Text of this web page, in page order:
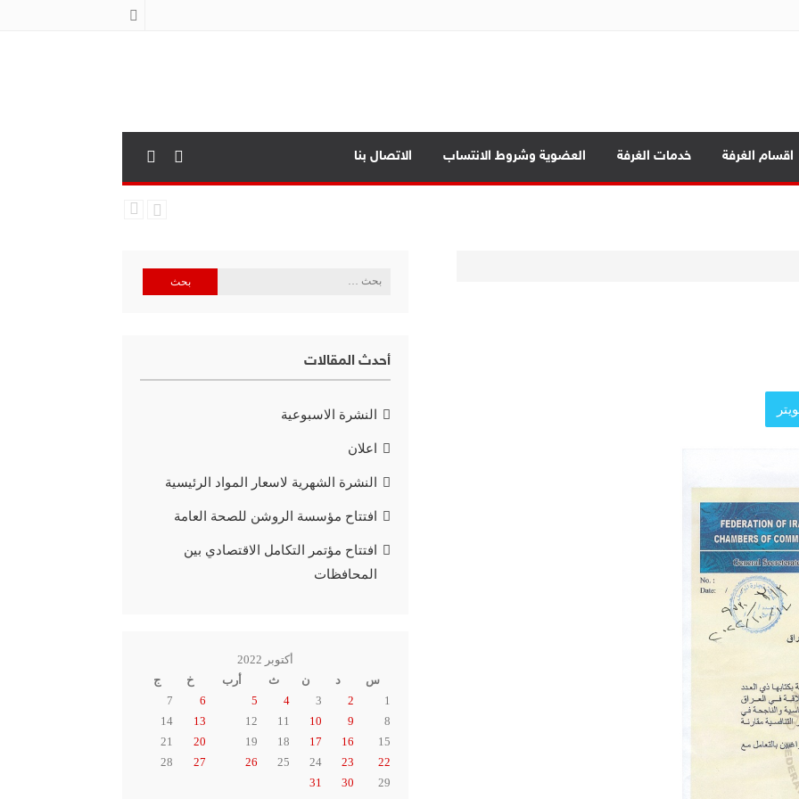
اقسام الغرفة خدمات الغرفة العضوية وشروط الانتساب الاتصال بنا
الرئيسية
الرئيسية
البحث
أحدث المقالات
النشرة الاسبوعية
اعلان
النشرة الشهرية لاسعار المواد الرئيسية
افتتاح مؤسسة الروشن للصحة العامة
افتتاح مؤتمر التكامل الاقتصادي بين
المحافظات
أكتوبر 2022
س
د ن ث أرب خ
ج
1
2
3
4
5
6
7
8
9
10
11
12
13
14
15
16
17
18
19
20
21
22
23
24
25
26
27
28
29
30
31